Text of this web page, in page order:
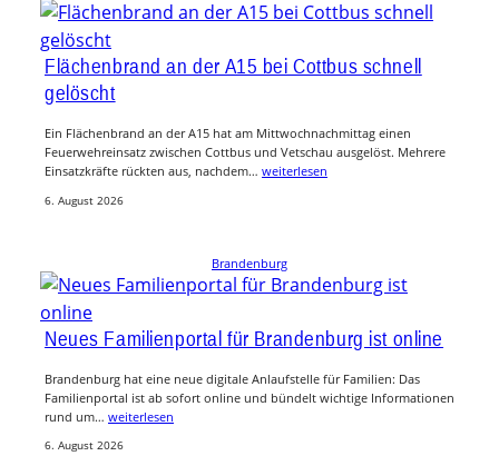
Flächenbrand an der A15 bei Cottbus schnell
gelöscht
Ein Flächenbrand an der A15 hat am Mittwochnachmittag einen
Feuerwehreinsatz zwischen Cottbus und Vetschau ausgelöst. Mehrere
Einsatzkräfte rückten aus, nachdem… weiterlesen
6. August 2026
Brandenburg
Neues Familienportal für Brandenburg ist online
Brandenburg hat eine neue digitale Anlaufstelle für Familien: Das
Familienportal ist ab sofort online und bündelt wichtige Informationen
rund um… weiterlesen
6. August 2026